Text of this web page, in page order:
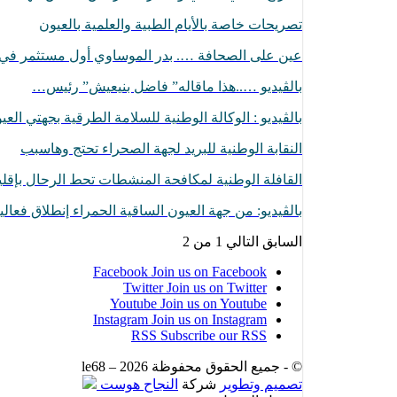
تصريحات خاصة بالأيام الطبية والعلمية بالعيون
عين على الصحافة …. بدر الموساوي أول مستثمر
بالڤيديو …..هذا ماقاله” فاضل بنيعيش” رئيس…
بالڤيديو : الوكالة الوطنية للسلامة الطرقية بجهتي
النقابة الوطنية للبريد لجهة الصحراء تحتج وهاسبب
القافلة الوطنية لمكافحة المنشطات تحط الرحال
بالڤيديو: من جهة العيون الساقية الحمراء إنطلاق
السابق التالي 1 من 2
Facebook Join us on Facebook
Twitter Join us on Twitter
Youtube Join us on Youtube
Instagram Join us on Instagram
RSS Subscribe our RSS
© - جميع الحقوق محفوظة le68 – 2026
تصميم وتطوير شركة النجاح هوست